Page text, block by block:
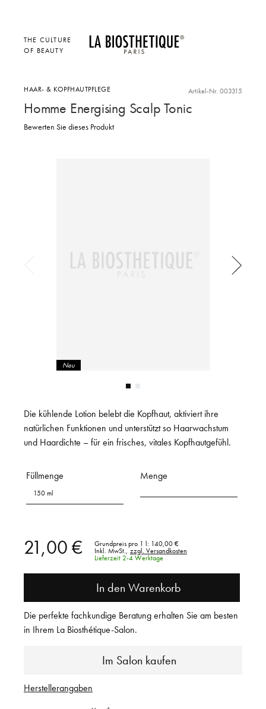
THE CULTURE
OF BEAUTY
HAAR- & KOPFHAUTPFLEGE Artikel-Nr. 003315
Homme Energising Scalp Tonic
Bewerten Sie dieses Produkt
Neu
Die kühlende Lotion belebt die Kopfhaut, aktiviert ihre
natürlichen Funktionen und unterstützt so Haarwachstum
und Haardichte – für ein frisches, vitales Kopfhautgefühl.
Füllmenge
150 ml
Menge
21,00 € Grundpreis pro 1 l: 140,00 €
Inkl. MwSt.,
zzgl. Versandkosten
Lieferzeit 2-4 Werktage
In den Warenkorb
Im Salon kaufen
Die perfekte fachkundige Beratung erhalten Sie am besten
in Ihrem La Biosthétique-Salon.
Herstellerangaben